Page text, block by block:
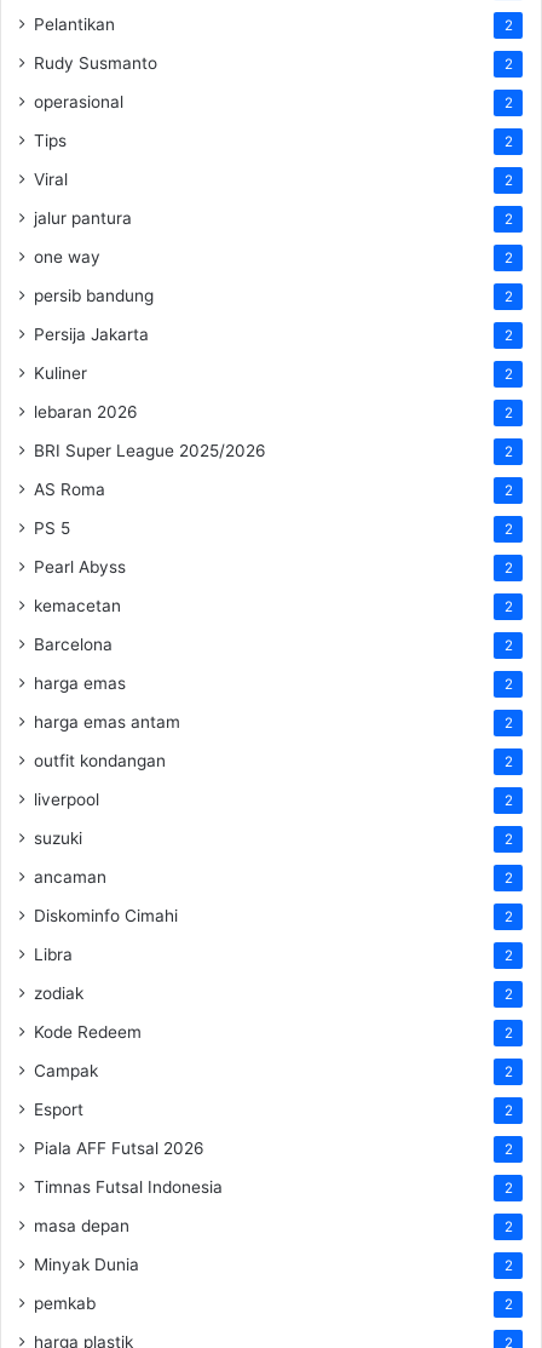
Pelantikan 2
Rudy Susmanto 2
operasional 2
Tips 2
Viral 2
jalur pantura 2
one way 2
persib bandung 2
Persija Jakarta 2
Kuliner 2
lebaran 2026 2
BRI Super League 2025/2026 2
AS Roma 2
PS 5 2
Pearl Abyss 2
kemacetan 2
Barcelona 2
harga emas 2
harga emas antam 2
outfit kondangan 2
liverpool 2
suzuki 2
ancaman 2
Diskominfo Cimahi 2
Libra 2
zodiak 2
Kode Redeem 2
Campak 2
Esport 2
Piala AFF Futsal 2026 2
Timnas Futsal Indonesia 2
masa depan 2
Minyak Dunia 2
pemkab 2
harga plastik 2